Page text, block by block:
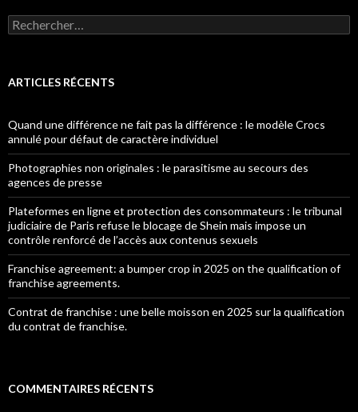
Rechercher :
ARTICLES RÉCENTS
Quand une différence ne fait pas la différence : le modèle Crocs
annulé pour défaut de caractère individuel
Photographies non originales : le parasitisme au secours des
agences de presse
Plateformes en ligne et protection des consommateurs : le tribunal
judiciaire de Paris refuse le blocage de Shein mais impose un
contrôle renforcé de l’accès aux contenus sexuels
Franchise agreement: a bumper crop in 2025 on the qualification of
franchise agreements.
Contrat de franchise : une belle moisson en 2025 sur la qualification
du contrat de franchise.
COMMENTAIRES RÉCENTS